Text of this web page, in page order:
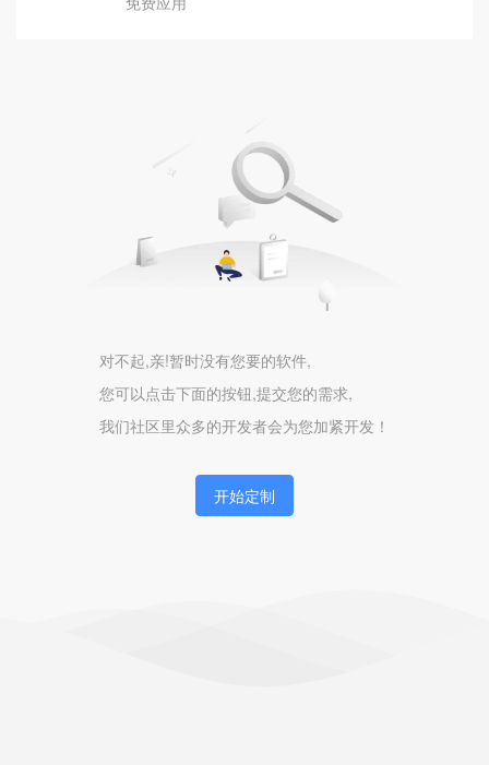
对不起,亲!暂时没有您要的软件,
您可以点击下面的按钮,提交您的需求,
我们社区里众多的开发者会为您加紧开发！
开始定制